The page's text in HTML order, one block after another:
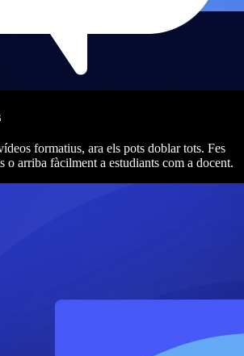
formatius, ara els pots doblar tots. Fes
o arriba fàcilment a estudiants com a docent.